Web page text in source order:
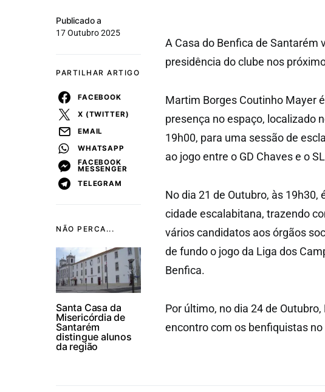
NÃO PERCA...
Santa Casa da
Misericórdia de
Santarém
distingue alunos
da região
Publicado a
17 Outubro 2025
PARTILHAR ARTIGO
FACEBOOK
X (TWITTER)
EMAIL
WHATSAPP
FACEBOOK
MESSENGER
TELEGRAM
A Casa do Benfica de Santarém
presidência do clube nos
Martim Borges Coutinho Mayer
presença no espaço, localizado
19h00, para uma sessão de
ao jogo entre o GD Chaves e o
No dia 21 de Outubro, às
cidade escalabitana, trazendo
vários candidatos aos órgãos
de fundo o jogo da Liga dos
Benfica.
Por último, no dia 24 de
encontro com os benfiquistas